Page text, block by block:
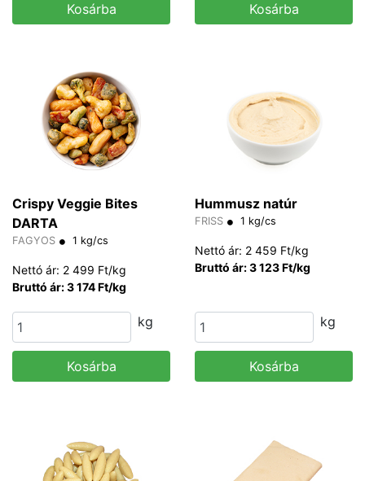
Kosárba Kosárba
Crispy Veggie Bites
DARTA
FAGYOS 1 kg/cs
Nettó ár: 2 499 Ft/kg
Bruttó ár: 3 174 Ft/kg
kg
Kosárba
Hummusz natúr
FRISS 1 kg/cs
Nettó ár: 2 459 Ft/kg
Bruttó ár: 3 123 Ft/kg
kg
Kosárba